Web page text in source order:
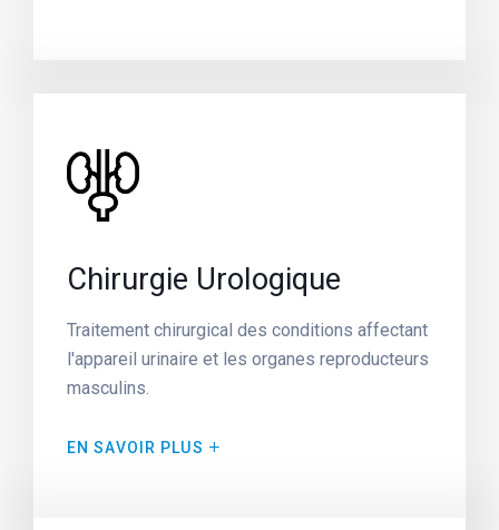
Chirurgie Urologique
Traitement chirurgical des conditions affectant
l'appareil urinaire et les organes reproducteurs
masculins.
EN SAVOIR PLUS